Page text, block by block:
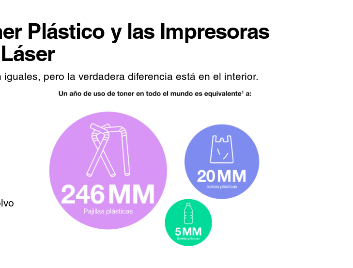
Plástico y las Impresoras
Láser
pero la verdadera diferencia está en el interior.